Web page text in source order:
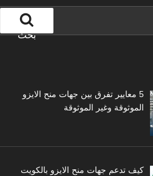
بحث
5 معايير تفرق بين جهات منح الايزو
الموثوقة وغير الموثوقة
كيف تدعم جهات منح الايزو بالكويت